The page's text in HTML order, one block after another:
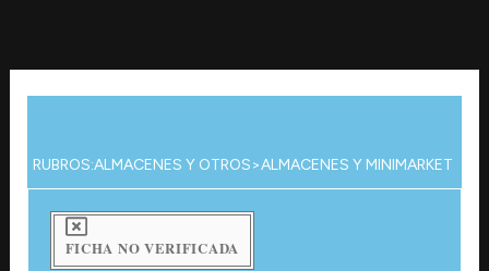
contenido
RUBROS:ALMACENES Y OTROS>ALMACENES Y MINIMARKET
FICHA NO VERIFICADA